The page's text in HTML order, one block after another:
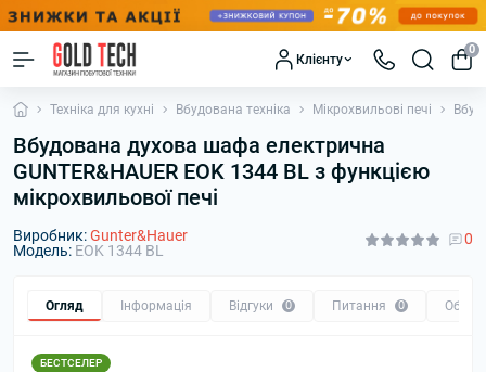
Клієнту
0
Техніка для кухні Вбудована техніка Мікрохвильові печі
Вбудована духова шафа електрична
GUNTER&HAUER EOK 1344 BL з функцією
мікрохвильової печі
Виробник:Gunter&Hauer
Модель: EOK 1344 BL
0
Огляд Інформація Відгуки 0 Питання 0 Обмін
БЕСТСЕЛЕР